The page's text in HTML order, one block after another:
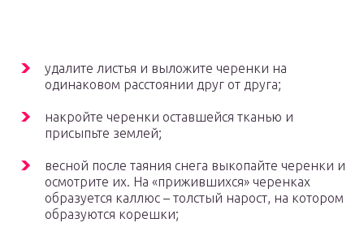
удалите листья и выложите черенки на
одинаковом расстоянии друг от друга;
накройте черенки оставшейся тканью и
присыпьте землей;
весной после таяния снега выкопайте черенки и
осмотрите их. На «прижившихся» черенках
образуется каллюс – толстый нарост, на котором
образуются корешки;